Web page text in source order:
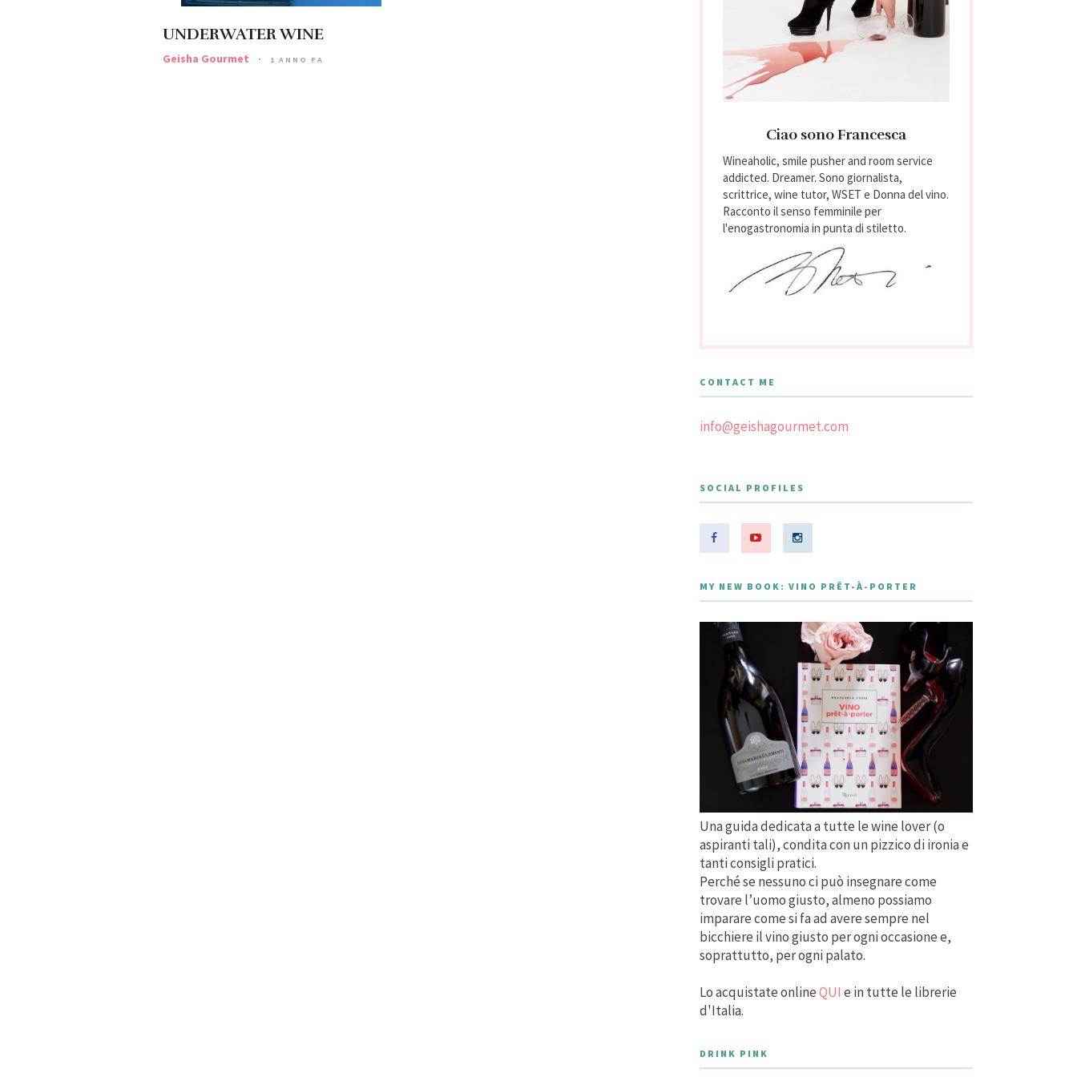
UNDERWATER WINE
Geisha Gourmet 1 ANNO FA
Ciao sono Francesca
Wineaholic, smile pusher and room service
addicted. Dreamer. Sono giornalista,
scrittrice, wine tutor, WSET e Donna del vino.
Racconto il senso femminile per
l'enogastronomia in punta di stiletto.
CONTACT ME
info@geishagourmet.com
SOCIAL PROFILES
MY NEW BOOK: VINO PRÊT-À-PORTER
Una guida dedicata a tutte le wine lover (o
aspiranti tali), condita con un pizzico di ironia e
tanti consigli pratici.
Perché se nessuno ci può insegnare come
trovare l’uomo giusto, almeno possiamo
imparare come si fa ad avere sempre nel
bicchiere il vino giusto per ogni occasione e,
soprattutto, per ogni palato.
Lo acquistate onlineQUI e in tutte le librerie
d'Italia.
DRINK PINK